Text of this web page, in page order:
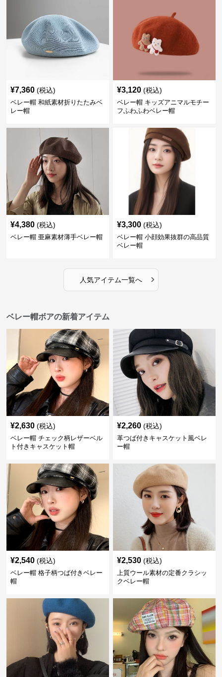
¥7,360 (税込)
ベレー帽 和紙素材折りたたみベ
レー帽
¥3,120 (税込)
ベレー帽 キッズアニマルモチー
フふわふわベレー帽
¥4,380 (税込)
ベレー帽 亜麻素材薄手ベレー帽
¥3,300 (税込)
ベレー帽 小顔効果抜群の高品質
ベレー帽
人気アイテム一覧へ ›
ベレー帽ボアの新着アイテム
¥2,630 (税込)
ベレー帽 チェック柄レザーベル
ト付きキャスケット帽
¥2,260 (税込)
革つば付きキャスケット風ベレ
ー帽
¥2,540 (税込)
ベレー帽 格子柄つば付きベレー
帽
¥2,530 (税込)
上質ウール素材の定番クラシッ
クベレー帽